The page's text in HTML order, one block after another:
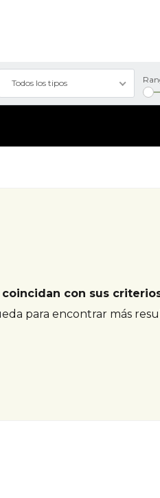
Todos los tipos
con sus
para encontrar más